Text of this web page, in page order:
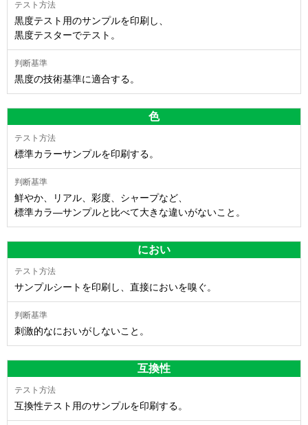
黒度テスト用のサンプルを印刷し、
黒度テスターでテスト。
黒度の技術基準に適合する。
色
標準カラーサンプルを印刷する。
鮮やか、リアル、彩度、シャープなど、
標準カラ―サンプルと比べて大きな違いがないこと。
におい
サンプルシートを印刷し、直接においを嗅ぐ。
刺激的なにおいがしないこと。
互換性
互換性テスト用のサンプルを印刷する。